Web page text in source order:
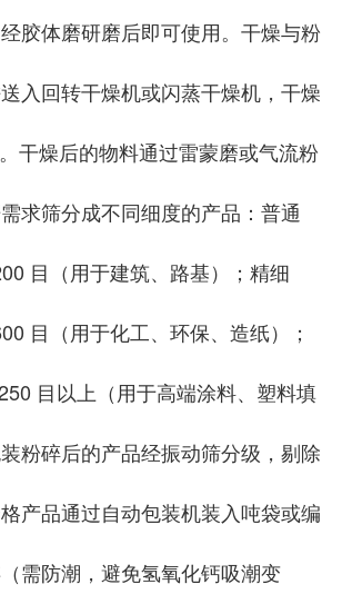
胶体磨研磨后即可使用。干燥与粉
入回转干燥机或闪蒸干燥机，干燥
干燥后的物料通过雷蒙磨或气流粉
求筛分成不同细度的产品：普通
目（用于建筑、路基）；精细
目（用于化工、环保、造纸）；
目以上（用于高端涂料、塑料填
粉碎后的产品经振动筛分级，剔除
产品通过自动包装机装入吨袋或编
需防潮，避免氢氧化钙吸潮变